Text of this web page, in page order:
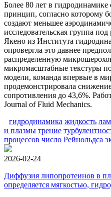
Более 80 лет в
принцип, согласно которому
создают меньшее
исследовательская группа
Якено из Института
опровергла это давнее
распределенную
микромасштабные текстуры
модели, команда впервые в
продемонстрировала
сопротивления до 43,6%.
Journal of Fluid Mechanics.
гидродинамика жидкость
и плазмы трение
процессов число Рейнольдса
2026-02-24
Диффузия липопротеинов в
определяется мягкостью,